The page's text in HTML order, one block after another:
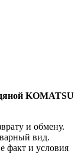
KOMATSU
и обмену.
вид.
факт и условия